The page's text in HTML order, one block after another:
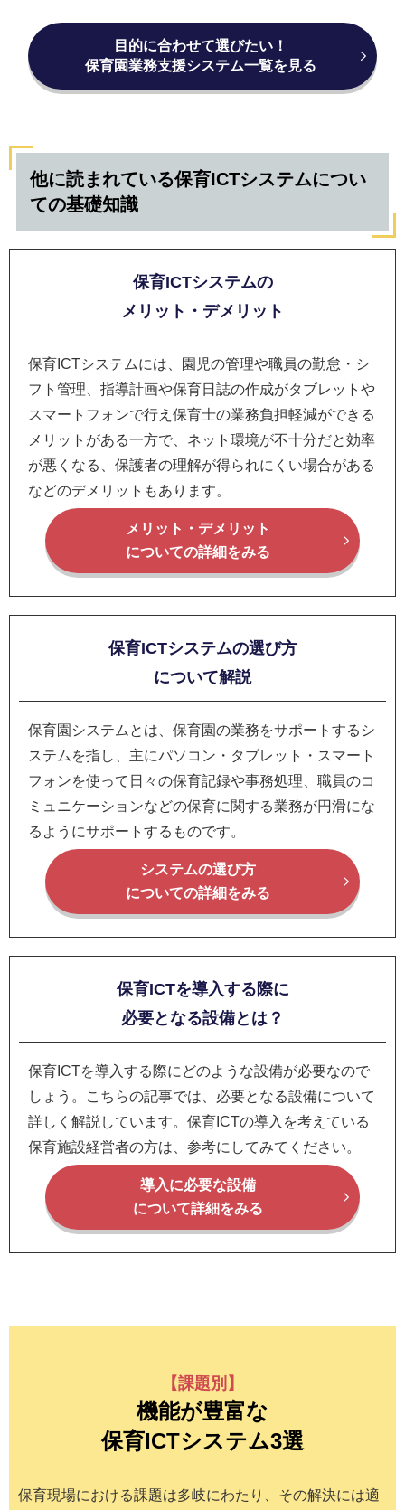
目的に合わせて選びたい！
保育園業務支援システム一覧を見る
他に読まれている保育ICTシステムについ
ての基礎知識
保育ICTシステムの
メリット・デメリット
保育ICTシステムには、園児の管理や職員の勤怠・シ
フト管理、指導計画や保育日誌の作成がタブレットや
スマートフォンで行え保育士の業務負担軽減ができる
メリットがある一方で、ネット環境が不十分だと効率
が悪くなる、保護者の理解が得られにくい場合がある
などのデメリットもあります。
メリット・デメリット
についての詳細をみる
保育ICTシステムの選び方
について解説
保育園システムとは、保育園の業務をサポートするシ
ステムを指し、主にパソコン・タブレット・スマート
フォンを使って日々の保育記録や事務処理、職員のコ
ミュニケーションなどの保育に関する業務が円滑にな
るようにサポートするものです。
システムの選び方
についての詳細をみる
保育ICTを導入する際に
必要となる設備とは？
保育ICTを導入する際にどのような設備が必要なので
しょう。こちらの記事では、必要となる設備について
詳しく解説しています。保育ICTの導入を考えている
保育施設経営者の方は、参考にしてみてください。
導入に必要な設備
について詳細をみる
【課題別】
機能が豊富な
保育ICTシステム3選
保育現場における課題は多岐にわたり、その解決には適